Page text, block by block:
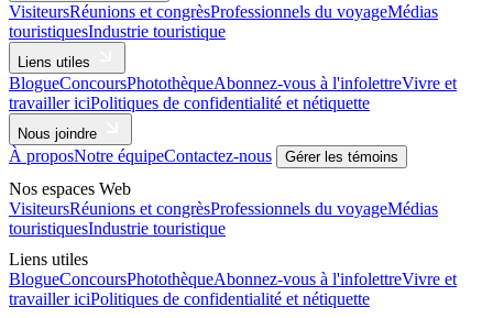
VisiteursRéunions et congrèsProfessionnels du voyageMédias
touristiquesIndustrie touristique
Liens utiles
BlogueConcoursPhotothèqueAbonnez-vous à l'infolettreVivre et
travailler iciPolitiques de confidentialité et nétiquette
Nous joindre
À proposNotre équipeContactez-nous Gérer les témoins
Nos espaces Web
VisiteursRéunions et congrèsProfessionnels du voyageMédias
touristiquesIndustrie touristique
Liens utiles
BlogueConcoursPhotothèqueAbonnez-vous à l'infolettreVivre et
travailler iciPolitiques de confidentialité et nétiquette